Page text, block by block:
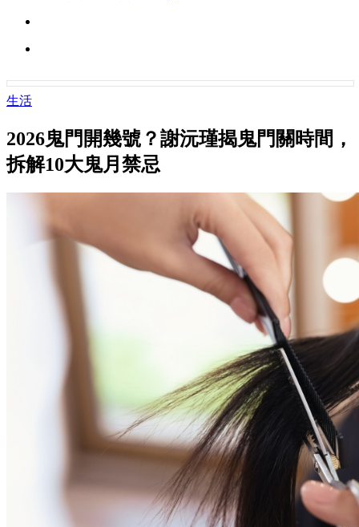
生活
2026鬼門開幾號？謝沅瑾揭鬼門關時間，
拆解10大鬼月禁忌